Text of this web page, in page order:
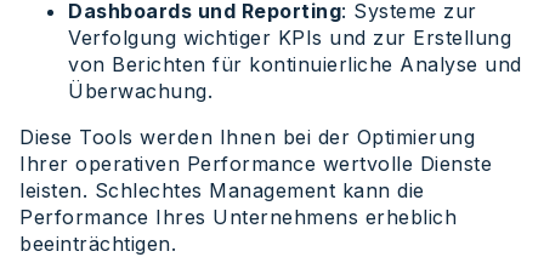
Dashboards und Reporting: Systeme zur
Verfolgung wichtiger KPIs und zur Erstellung
von Berichten für kontinuierliche Analyse und
Überwachung.
Diese Tools werden Ihnen bei der Optimierung
Ihrer operativen Performance wertvolle Dienste
leisten. Schlechtes Management kann die
Performance Ihres Unternehmens erheblich
beeinträchtigen.